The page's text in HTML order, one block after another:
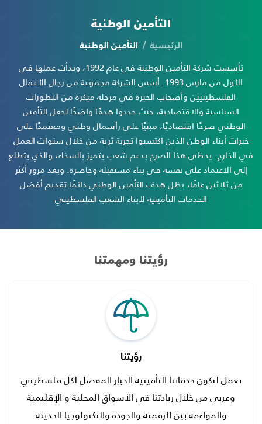
التأمين الوطنية
الرئيسية التأمين الوطنية
تأسست شركة التأمين الوطنية في عام 1992، وبدأت عملها في
الأول من مارس 1993. أسس الشركة مجموعة من رجال الأعمال
الفلسطينيين وأصحاب الخبرة في مرحلة مبكرة من التطورات
السياسية والاقتصادية، حيث حددوا هدفًا واضحًا لجعل التأمين
الوطني صرحًا اقتصاديًا، مبنيًا على رأسمال وطني ومعتمدًا على
خبرات أبناء الوطن الذين اكتسبوا تجربة ثرية من خلال سنوات العمل
في الخارج. يحظى هذا الصرح بدعم شعب يتميز بالسخاء، والذي يتطلع
إلى الاعتماد على نفسه في بناء مستقبله وحاضره. وبعد مرور أكثر
من ثلاثين عامًا، يظل هدف التأمين الوطني دائمًا تقديم أفضل
الخدمات التأمينية لأبناء الشعب الفلسطيني
رؤيتنا ومهمتنا
رؤيتنا
نعمل لتكون خدماتنا التأمينية الخيار المفضل لكل فلسطيني
وعربي من خلال ريادتنا في الأسواق المحلية و الإقليمية
والمواءمة بين الرقمنة والجودة والتكنولوجيا الحديثة